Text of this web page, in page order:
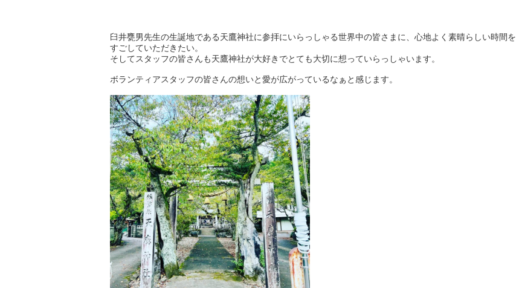
臼井甕男先生の生誕地である天鷹神社に参拝にいらっしゃる世界中の皆さまに、心地よく素晴らしい時間を
すごしていただきたい。
そしてスタッフの皆さんも天鷹神社が大好きでとても大切に想っていらっしゃいます。
ボランティアスタッフの皆さんの想いと愛が広がっているなぁと感じます。